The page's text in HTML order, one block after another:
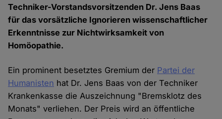
Techniker-Vorstandsvorsitzenden Dr. Jens Baas
für das vorsätzliche Ignorieren wissenschaftlicher
Erkenntnisse zur Nichtwirksamkeit von
Homöopathie.
Ein prominent besetztes Gremium der Partei der
Humanisten hat Dr. Jens Baas von der Techniker
Krankenkasse die Auszeichnung "Bremsklotz des
Monats" verliehen. Der Preis wird an öffentliche